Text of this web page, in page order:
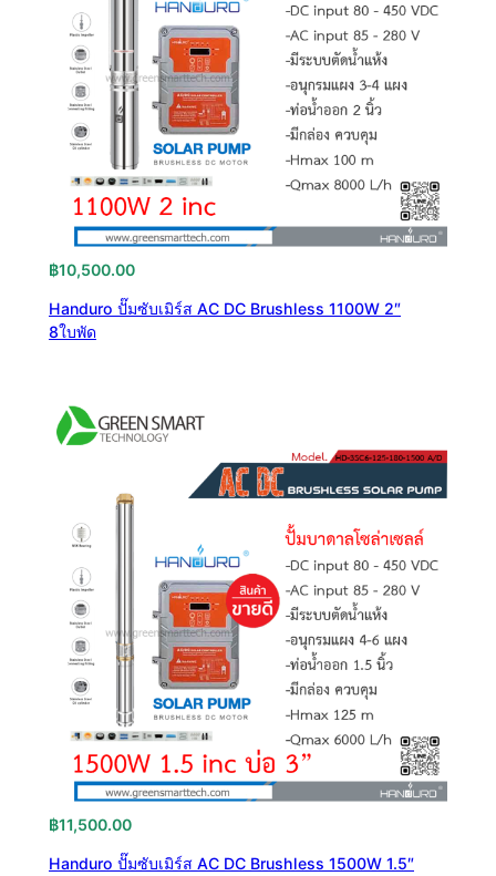
฿10,500.00
Handuro ปั๊มซับเมิร์ส AC DC Brushless 1100W 2″
8ใบพัด
฿11,500.00
Handuro ปั๊มซับเมิร์ส AC DC Brushless 1500W 1.5″